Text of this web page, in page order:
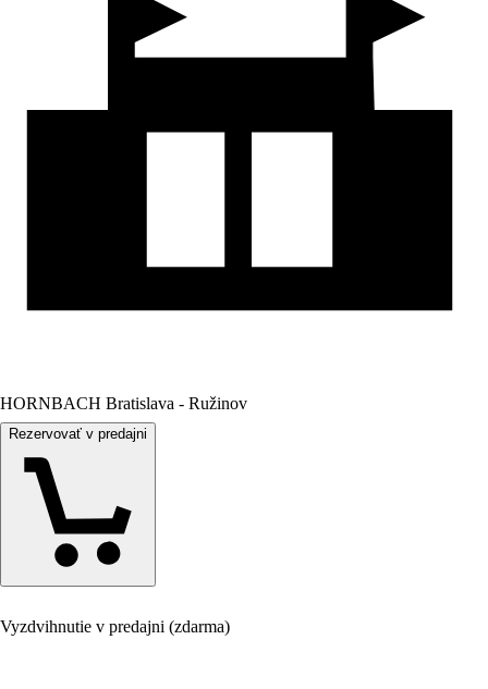
HORNBACH Bratislava - Ružinov
Rezervovať v predajni
Vyzdvihnutie v predajni (zdarma)